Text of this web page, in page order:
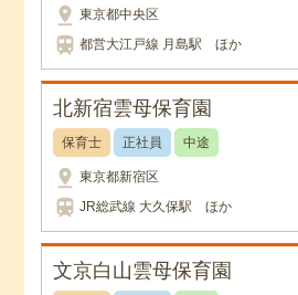
pin_drop 東京都中央区
train 都営大江戸線 月島駅 ほか
北新宿雲母保育園
保育士 正社員 中途
pin_drop 東京都新宿区
train JR総武線 大久保駅 ほか
文京白山雲母保育園